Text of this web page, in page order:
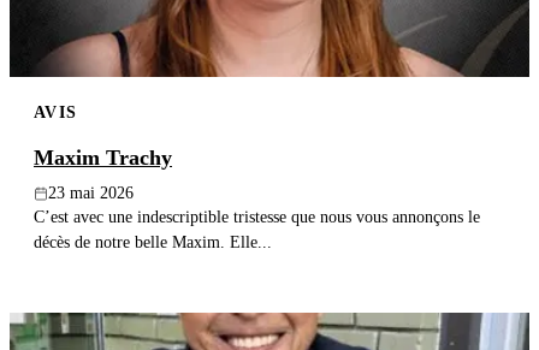
AVIS
Maxim Trachy
23 mai 2026
C’est avec une indescriptible tristesse que nous vous annonçons le
décès de notre belle Maxim. Elle...